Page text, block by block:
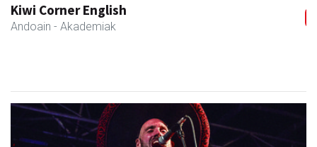
Leizaran Institutua
Andoain - Hezkuntza